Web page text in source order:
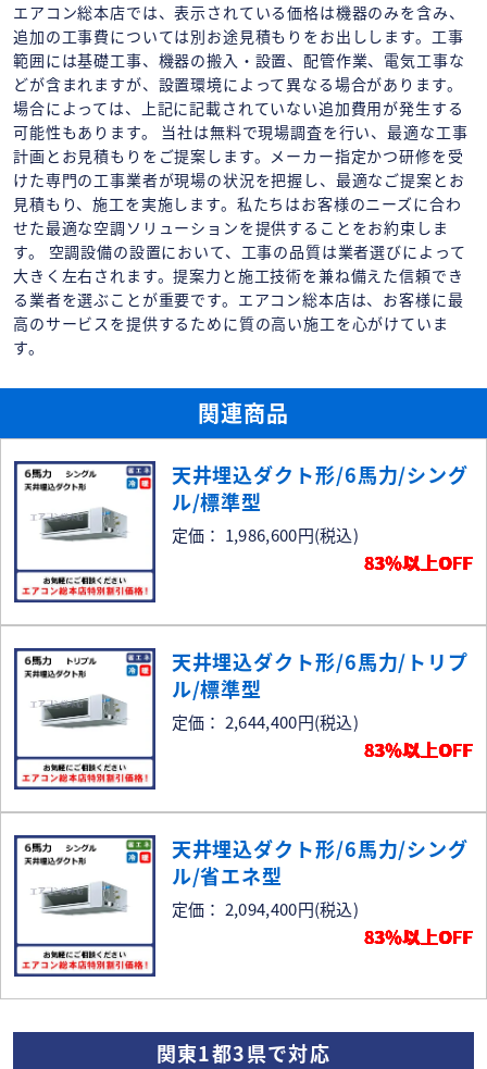
エアコン総本店では、表示されている価格は機器のみを含み、
追加の工事費については別お途見積もりをお出しします。工事
範囲には基礎工事、機器の搬入・設置、配管作業、電気工事な
どが含まれますが、設置環境によって異なる場合があります。
場合によっては、上記に記載されていない追加費用が発生する
可能性もあります。 当社は無料で現場調査を行い、最適な工事
計画とお見積もりをご提案します。メーカー指定かつ研修を受
けた専門の工事業者が現場の状況を把握し、最適なご提案とお
見積もり、施工を実施します。私たちはお客様のニーズに合わ
せた最適な空調ソリューションを提供することをお約束しま
す。 空調設備の設置において、工事の品質は業者選びによって
大きく左右されます。提案力と施工技術を兼ね備えた信頼でき
る業者を選ぶことが重要です。エアコン総本店は、お客様に最
高のサービスを提供するために質の高い施工を心がけていま
す。
関連商品
天井埋込ダクト形/6馬力/シング
ル/標準型
定価： 1,986,600円(税込)
83％以上OFF
天井埋込ダクト形/6馬力/トリプ
ル/標準型
定価： 2,644,400円(税込)
83％以上OFF
天井埋込ダクト形/6馬力/シング
ル/省エネ型
定価： 2,094,400円(税込)
83％以上OFF
関東1都3県で対応